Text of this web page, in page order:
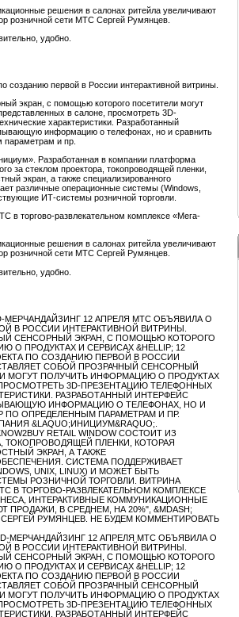
решения в салонах ритейла увеличивают
розничной сети МТС Сергей Румянцев.
удобно.
созданию первой в России интерактивной витрины.
экран, с помощью которого посетители могут
в салоне, просмотреть 3D-
характеристики. Разработанный
информацию о телефонах, но и сравнить
параметрам и пр.
Разработанная в компании платформа
за стеклом проектора, токопроводящей пленки,
экран, а также специализированного
различные операционные системы (Windows,
ИТ-системы розничной торговли.
в торгово-развлекательном комплексе «Мега-
решения в салонах ритейла увеличивают
розничной сети МТС Сергей Румянцев.
удобно.
МЕРЧАНДАЙЗИНГ 12 АПРЕЛЯ МТС ОБЪЯВИЛА О
В РОССИИ ИНТЕРАКТИВНОЙ ВИТРИНЫ.
СЕНСОРНЫЙ ЭКРАН, С ПОМОЩЬЮ КОТОРОГО
ПРОДУКТАХ И СЕРВИСАХ &HELLIP; 12
ПО СОЗДАНИЮ ПЕРВОЙ В РОССИИ
СОБОЙ ПРОЗРАЧНЫЙ СЕНСОРНЫЙ
МОГУТ ПОЛУЧИТЬ ИНФОРМАЦИЮ О ПРОДУКТАХ
3D-ПРЕЗЕНТАЦИЮ ТЕЛЕФОННЫХ
РАЗРАБОТАННЫЙ ИНТЕРФЕЙС
ИНФОРМАЦИЮ О ТЕЛЕФОНАХ, НО И
ПО ОПРЕДЕЛЕННЫМ ПАРАМЕТРАМ И ПР.
&LAQUO;ИНИЦИУМ&RAQUO;.
RETAIL WINDOW СОСТОИТ ИЗ
ТОКОПРОВОДЯЩЕЙ ПЛЕНКИ, КОТОРАЯ
ЭКРАН, А ТАКЖЕ
СИСТЕМА ПОДДЕРЖИВАЕТ
UNIX, LINUX) И МОЖЕТ БЫТЬ
РОЗНИЧНОЙ ТОРГОВЛИ. ВИТРИНА
В ТОРГОВО-РАЗВЛЕКАТЕЛЬНОМ КОМПЛЕКСЕ
ИНТЕРАКТИВНЫЕ КОММУНИКАЦИОННЫЕ
В СРЕДНЕМ, НА 20%", &MDASH;
РУМЯНЦЕВ. НЕ БУДЕМ КОММЕНТИРОВАТЬ
МЕРЧАНДАЙЗИНГ 12 АПРЕЛЯ МТС ОБЪЯВИЛА О
В РОССИИ ИНТЕРАКТИВНОЙ ВИТРИНЫ.
СЕНСОРНЫЙ ЭКРАН, С ПОМОЩЬЮ КОТОРОГО
ПРОДУКТАХ И СЕРВИСАХ &HELLIP; 12
ПО СОЗДАНИЮ ПЕРВОЙ В РОССИИ
СОБОЙ ПРОЗРАЧНЫЙ СЕНСОРНЫЙ
МОГУТ ПОЛУЧИТЬ ИНФОРМАЦИЮ О ПРОДУКТАХ
3D-ПРЕЗЕНТАЦИЮ ТЕЛЕФОННЫХ
РАЗРАБОТАННЫЙ ИНТЕРФЕЙС